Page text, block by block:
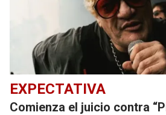
EXPECTATIVA
Comienza el juicio contra